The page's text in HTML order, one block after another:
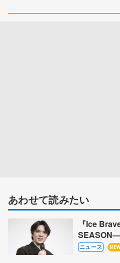
あわせて読みたい
『Ice
SEASON―
昌磨の『
ニュース NEW